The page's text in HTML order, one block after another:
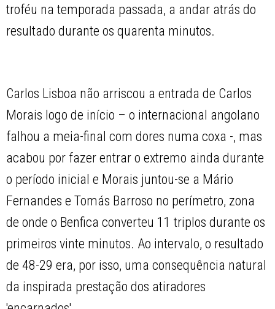
troféu na temporada passada, a andar atrás do
resultado durante os quarenta minutos.
Carlos Lisboa não arriscou a entrada de Carlos
Morais logo de início – o internacional angolano
falhou a meia-final com dores numa coxa -, mas
acabou por fazer entrar o extremo ainda durante
o período inicial e Morais juntou-se a Mário
Fernandes e Tomás Barroso no perímetro, zona
de onde o Benfica converteu 11 triplos durante os
primeiros vinte minutos. Ao intervalo, o resultado
de 48-29 era, por isso, uma consequência natural
da inspirada prestação dos atiradores